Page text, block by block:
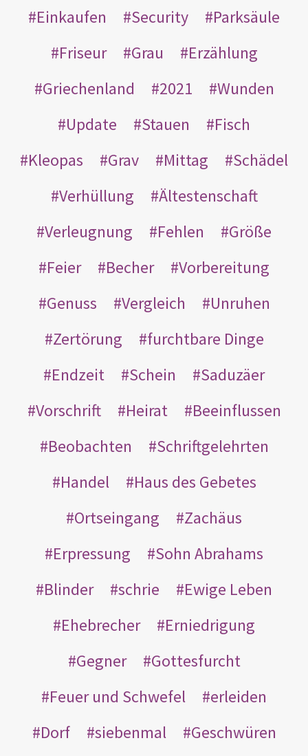
Einkaufen Security
Parksäule
Friseur
Grau
Erzählung
Griechenland
2021
Wunden
Update
Stauen
Fisch
Kleopas
Grav Mittag
Schädel
Verhüllung
Ältestenschaft
Verleugnung
Fehlen
Größe
Feier
Becher
Vorbereitung
Genuss
Vergleich
Unruhen
Zertörung
furchtbare Dinge
Endzeit
Schein
Saduzäer
Vorschrift
Heirat
Beeinflussen
Beobachten
Schriftgelehrten
Handel
Haus des Gebetes
Ortseingang
Zachäus
Erpressung
Sohn Abrahams
Blinder
schrie
Ewige Leben
Ehebrecher
Erniedrigung
Gegner
Gottesfurcht
Feuer und Schwefel
erleiden
Dorf
siebenmal
Geschwüren